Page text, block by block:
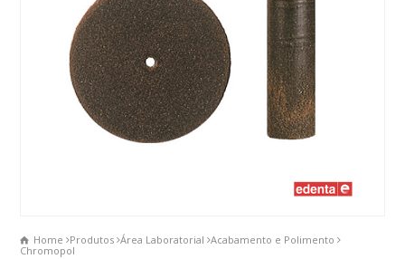
Home Produtos Área Laboratorial Acabamento e Polimento
Chromopol